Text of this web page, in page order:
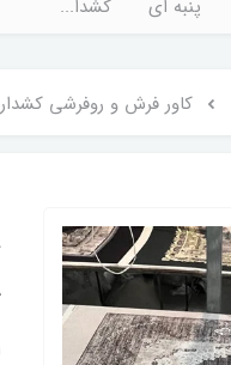
پنبه ای
کشدا...
کاور فرش و روفرشی کشدار